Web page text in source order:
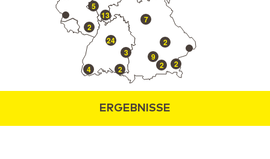
2
4
7
2 2
2
3
9
24
2
5
13
ERGEBNISSE